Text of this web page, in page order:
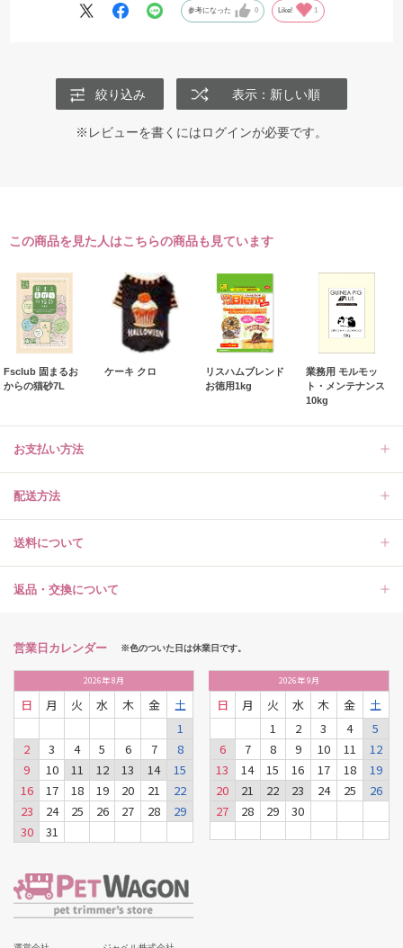
参考になった 0 Like! 1
絞り込み 表示：新しい順
※レビューを書くにはログインが必要です。
この商品を見た人はこちらの商品も見ています
Fsclub 固まるお
からの猫砂7L
ケーキ クロ
リスハムブレンド
お徳用1kg
業務用 モルモッ
ト・メンテナンス
10kg
お支払い方法
配送方法
送料について
返品・交換について
営業日カレンダー ※色のついた日は休業日です。
2026年8月
日 月 火 水 木 金
土
1
2
3 4 5 6 7
8
9
10 11 12 13 14
15
16
17 18 19 20 21
22
23
24 25 26 27 28
29
30
31
2026年9月
日 月 火 水 木 金
土
1
2 3 4
5
6
7 8 9 10 11
12
13
14 15 16 17 18
19
20
21 22 23 24 25
26
27
28 29 30